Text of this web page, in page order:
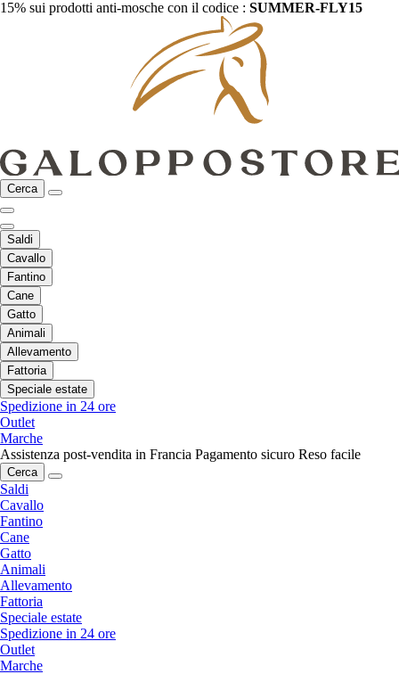
15% sui prodotti anti-mosche con il codice : SUMMER-FLY15
Cerca
Saldi
Cavallo
Fantino
Cane
Gatto
Animali
Allevamento
Fattoria
Speciale estate
Spedizione in 24 ore
Outlet
Marche
Assistenza post-vendita in Francia Pagamento sicuro Reso facile
Cerca
Saldi
Cavallo
Fantino
Cane
Gatto
Animali
Allevamento
Fattoria
Speciale estate
Spedizione in 24 ore
Outlet
Marche